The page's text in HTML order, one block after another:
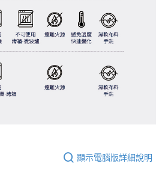
顯示電腦版詳細說明